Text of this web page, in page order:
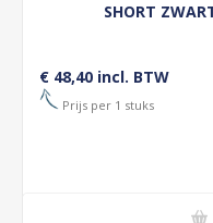
SHORT
€ 48,40 incl. BTW
Prijs per 1 stuks